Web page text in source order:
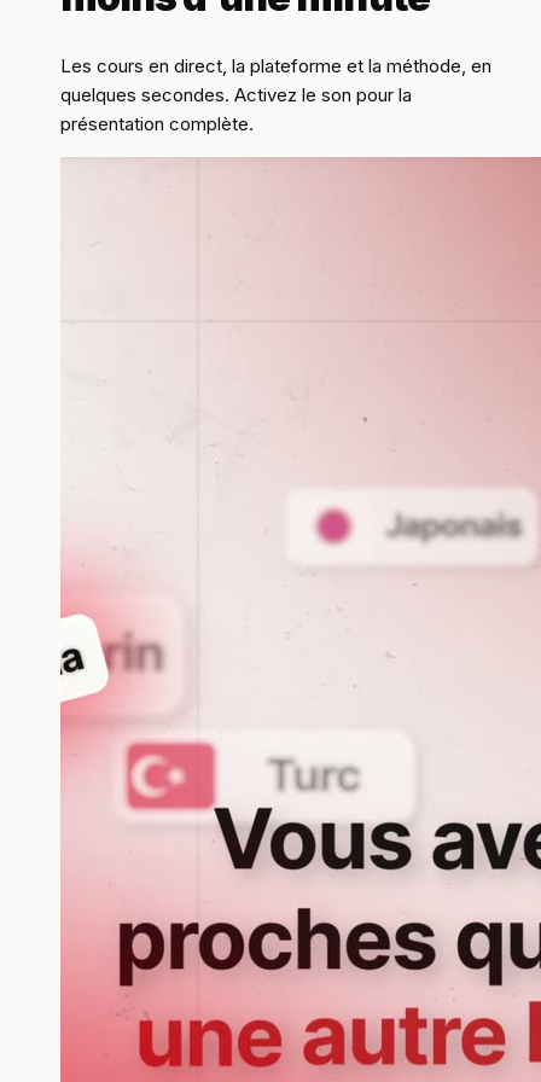
Les cours en direct, la plateforme et la méthode, en
quelques secondes. Activez le son pour la
présentation complète.